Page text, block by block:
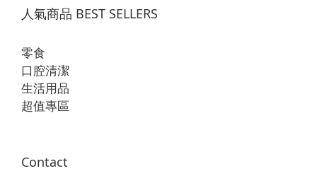
人氣商品 BEST SELLERS
零食
口腔清潔
生活用品
超值專區
Contact